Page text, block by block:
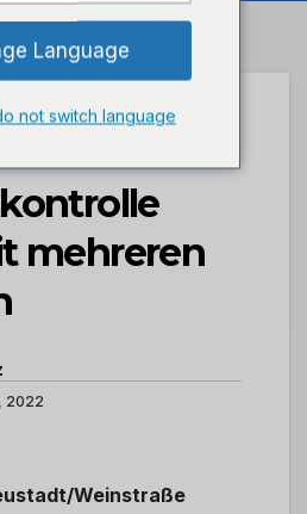
mehreren
2022
Weinstraße
Language
not switch language